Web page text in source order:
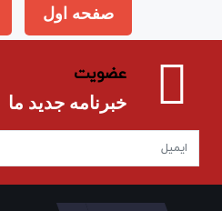
صفحه اول
عضویت
خبرنامه جدید ما